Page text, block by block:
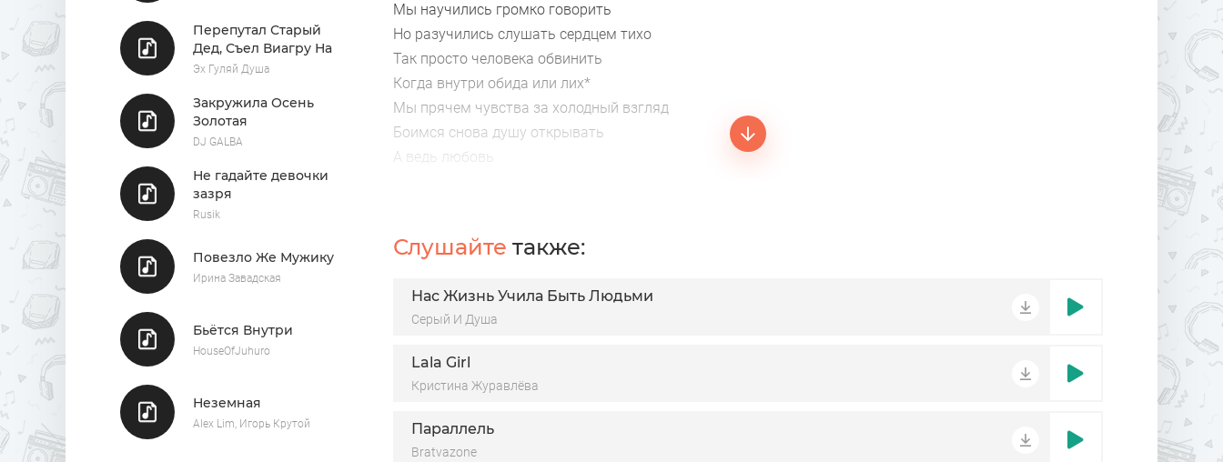
Перепутал Старый
Дед, Съел Виагру На
Обед
Эх Гуляй Душа
Закружила Осень
Золотая
DJ GALBA
Не гадайте девочки
зазря
Rusik
Повезло Же Мужику
Ирина Завадская
Бьётся Внутри
HouseOfJuhuro
Неземная
Alex Lim, Игорь Крутой
Мы научились громко говорить
Но разучились слушать сердцем тихо
Так просто человека обвинить
Когда внутри обида или лих*
Мы прячем чувства за холодный взгляд
Боимся снова душу открывать
А ведь любовь
Доверяйте любимым, пока не рядом, не ломайте
Чтоб в него просто верили вновь
Слушайте также:
Нас Жизнь Учила Быть Людьми
Серый И Душа
Lala Girl
Кристина Журавлёва
Параллель
Bratvazone